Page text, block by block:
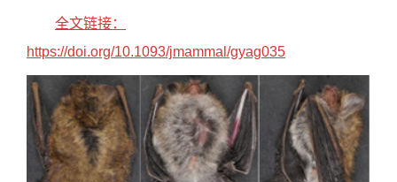
全文链接：
https://doi.org/10.1093/jmammal/gyag035